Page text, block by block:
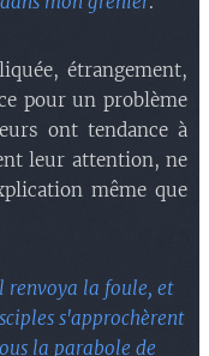
étrangement,
pour un problème
ont tendance à
leur attention, ne
même que
renvoya la foule, et
s'approchèrent
la parabole de